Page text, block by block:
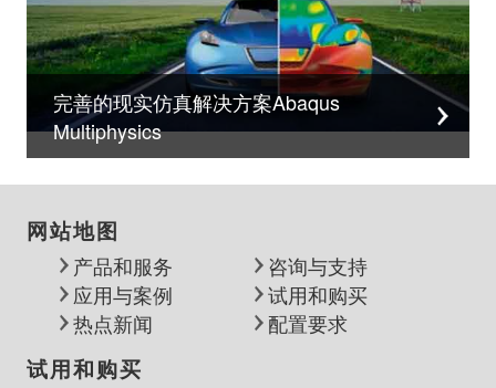
完善的现实仿真解决方案Abaqus
Multiphysics
网站地图
产品和服务
咨询与支持
应用与案例
试用和购买
热点新闻
配置要求
试用和购买